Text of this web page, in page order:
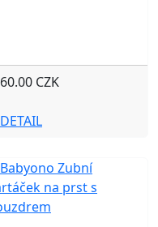
60.00 CZK
DETAIL